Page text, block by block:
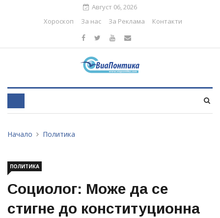
Август 06, 2026
Хороскоп
За нас За Реклама Контакти
Начало Политика
ПОЛИТИКА
Социолог: Може да се
стигне до конституционна